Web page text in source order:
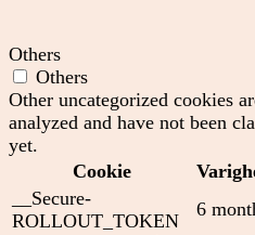
Others
Others
Other uncategorized cookies
analyzed and have not been
yet.
Cookie
__Secure-
ROLLOUT_TOKEN
6